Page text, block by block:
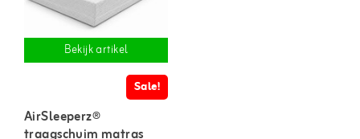
Bekijk artikel
Sale!
AirSleeperz®